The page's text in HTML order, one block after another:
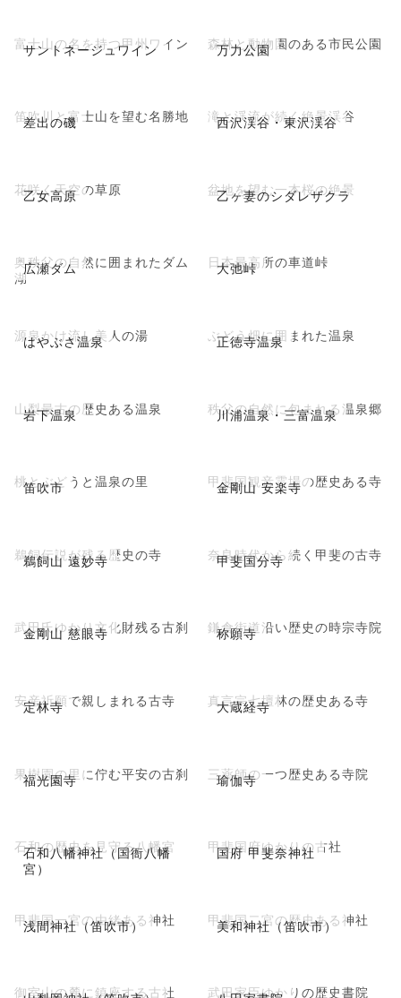
サントネージュワイン
富士山の名を持つ甲州ワイン 万力公園
森林と動物園のある市民公園
差出の磯
笛吹川と富士山を望む名勝地 西沢渓谷・東沢渓谷
滝と渓流が続く絶景渓谷
乙女高原
花咲く天空の草原 乙ヶ妻のシダレザクラ
盆地を望む一本桜の絶景
広瀬ダム
奥秩父の自然に囲まれたダム
湖
大弛峠
日本最高所の車道峠
はやぶさ温泉
源泉かけ流し美人の湯 正徳寺温泉
ぶどう畑に囲まれた温泉
岩下温泉
山梨最古の歴史ある温泉 川浦温泉・三富温泉
秩父の自然に包まれる温泉郷
笛吹市
桃とぶどうと温泉の里 金剛山 安楽寺
甲斐国観音霊場の歴史ある寺
鵜飼山 遠妙寺
鵜飼伝説が残る歴史の寺 甲斐国分寺
奈良時代から続く甲斐の古寺
金剛山 慈眼寺
武田氏ゆかり文化財残る古刹 称願寺
鎌倉街道沿い歴史の時宗寺院
定林寺
安産祈願で親しまれる古寺 大蔵経寺
真言宗七壇林の歴史ある寺
福光園寺
果樹園の里に佇む平安の古刹 瑜伽寺
三薬師の一つ歴史ある寺院
石和八幡神社（国衙八幡
宮）
石和の歴史を見守る八幡宮 国府 甲斐奈神社
甲斐国府ゆかりの古社
浅間神社（笛吹市）
甲斐国一宮の由緒ある神社 美和神社（笛吹市）
甲斐国二宮の歴史ある神社
御室山の麓に鎮座する古社 武田家臣ゆかりの歴史書院